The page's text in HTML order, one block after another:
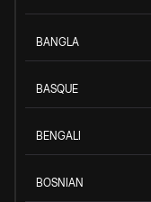
BANGLA
BASQUE
BENGALI
BOSNIAN